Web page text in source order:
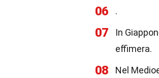
06 .
07
In
effimera.
08 Nel